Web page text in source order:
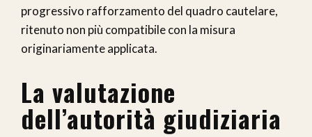
progressivo rafforzamento del quadro cautelare,
ritenuto non più compatibile con la misura
originariamente applicata.
La valutazione
dell’autorità giudiziaria